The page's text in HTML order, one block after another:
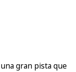
gran pista que